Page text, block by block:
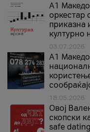
А1
оркестар
приказна
културно
03.07.2026
A1
18.05.2026
Овој
скопски
safe dating